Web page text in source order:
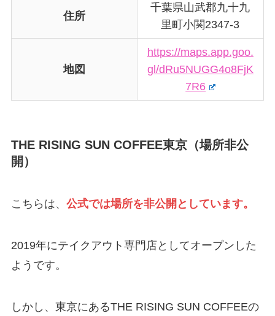
住所
千葉県山武郡九十九
里町小関2347-3
地図
https://maps.app.goo.
gl/dRu5NUGG4o8FjK
7R6
THE RISING SUN COFFEE東京（場所非公
開）
こちらは、 公式では場所を非公開としています。
2019年にテイクアウト専門店としてオープンした
ようです。
しかし、東京にあるTHE RISING SUN COFFEEの